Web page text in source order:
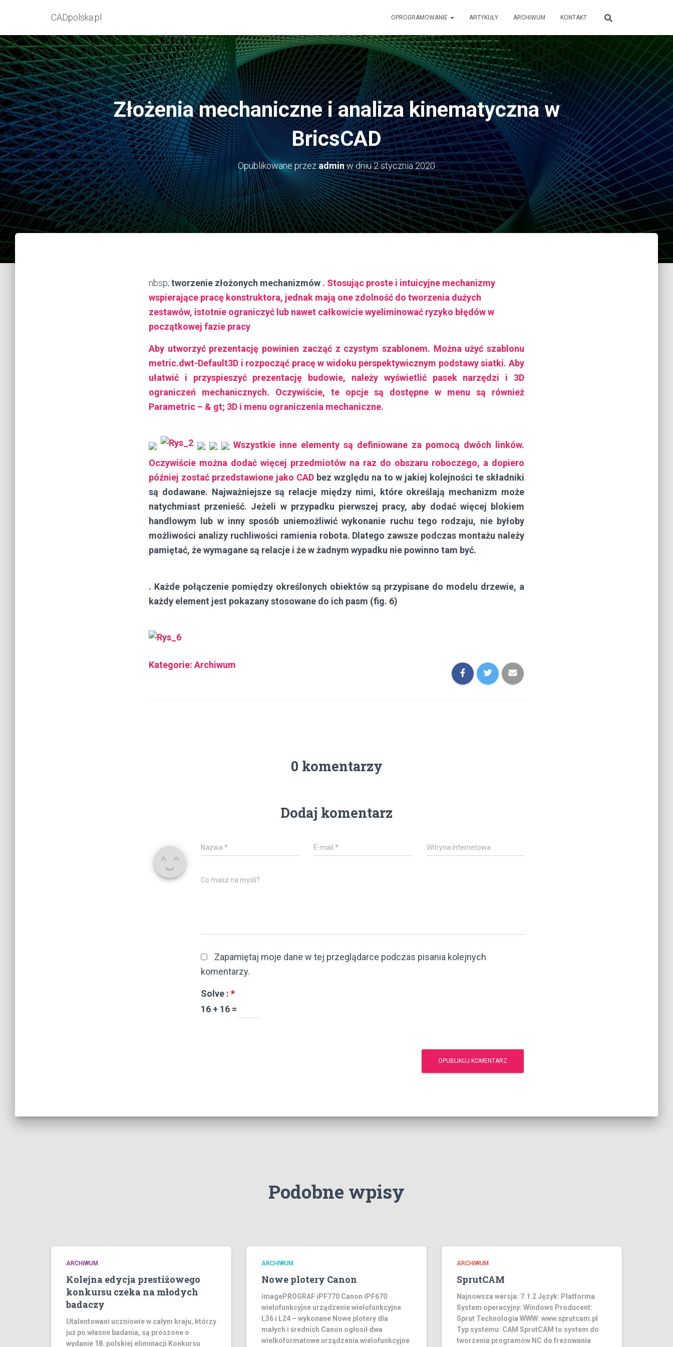
CADpolska.pl OPROGRAMOWANIE ARTYKUŁY ARCHIWUM KONTAKT
Złożenia mechaniczne i analiza kinematyczna w
BricsCAD
Opublikowane przezadminw dniu2 stycznia 2020
nbsp; tworzenie złożonych mechanizmów . Stosując proste i intuicyjne mechanizmy
wspierające pracę konstruktora, jednak mają one zdolność do tworzenia dużych
zestawów, istotnie ograniczyć lub nawet całkowicie wyeliminować ryzyko błędów w
początkowej fazie pracy
Aby utworzyć prezentację powinien zacząć z czystym szablonem. Można użyć szablonu
metric.dwt-Default3D i rozpocząć pracę w widoku perspektywicznym podstawy siatki. Aby
ułatwić i przyspieszyć prezentację budowie, należy wyświetlić pasek narzędzi i 3D
ograniczeń mechanicznych. Oczywiście, te opcje są dostępne w menu są również
Parametric – & gt; 3D i menu ograniczenia mechaniczne.
Wszystkie inne elementy są definiowane za pomocą dwóch linków.
Oczywiście można dodać więcej przedmiotów na raz do obszaru roboczego, a dopiero
później zostać przedstawione jako CAD bez względu na to w jakiej kolejności te składniki
są dodawane. Najważniejsze są relacje między nimi, które określają mechanizm może
natychmiast przenieść. Jeżeli w przypadku pierwszej pracy, aby dodać więcej blokiem
handlowym lub w inny sposób uniemożliwić wykonanie ruchu tego rodzaju, nie byłoby
możliwości analizy ruchliwości ramienia robota. Dlatego zawsze podczas montażu należy
pamiętać, że wymagane są relacje i że w żadnym wypadku nie powinno tam być.
. Każde połączenie pomiędzy określonych obiektów są przypisane do modelu drzewie, a
każdy element jest pokazany stosowane do ich pasm (fig. 6)
Kategorie: Archiwum
0 komentarzy
Dodaj komentarz
Nazwa * E-mail* Witryna internetowa
Co masz na myśli?
Zapamiętaj moje dane w tej przeglądarce podczas pisania kolejnych
komentarzy.
Solve : *
16 + 16 =
Podobne wpisy
ARCHIWUM
Kolejna edycja prestiżowego
konkursu czeka na młodych
badaczy
Utalentowani uczniowie w całym kraju, którzy
już po własne badania, są proszone o
wydanie 18. polskiej eliminacji Konkursu
ARCHIWUM
Nowe plotery Canon
imagePROGRAF iPF770 Canon iPF670
wielofunkcyjne urządzenie wielofunkcyjne
L36 i L24 – wykonane Nowe plotery dla
małych i średnich Canon ogłosił dwa
wielkoformatowe urządzenia wielofunkcyjne
ARCHIWUM
SprutCAM
Najnowsza wersja: 7.1.2 Język: Platforma
System operacyjny: Windows Producent:
Sprut Technologia WWW: www.sprutcam.pl
Typ systemu: CAM SprutCAM to system do
tworzenia programów NC do frezowania